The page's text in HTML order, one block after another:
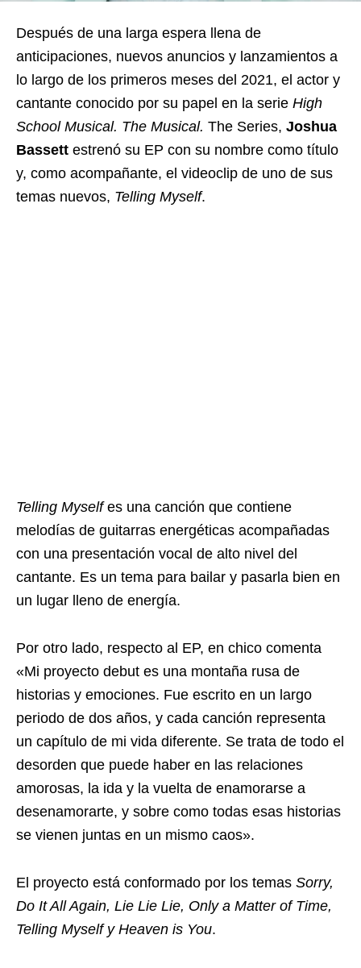
Después de una larga espera llena de
anticipaciones, nuevos anuncios y lanzamientos a
lo largo de los primeros meses del 2021, el actor y
cantante conocido por su papel en la serie High
School Musical. The Musical. The Series, Joshua
Bassett estrenó su EP con su nombre como título
y, como acompañante, el videoclip de uno de sus
temas nuevos, Telling Myself.
Telling Myselfes una canción que contiene
melodías de guitarras energéticas acompañadas
con una presentación vocal de alto nivel del
cantante. Es un tema para bailar y pasarla bien en
un lugar lleno de energía.
Por otro lado, respecto al EP, en chico comenta
«Mi proyecto debut es una montaña rusa de
historias y emociones. Fue escrito en un largo
periodo de dos años, y cada canción representa
un capítulo de mi vida diferente. Se trata de todo el
desorden que puede haber en las relaciones
amorosas, la ida y la vuelta de enamorarse a
desenamorarte, y sobre como todas esas historias
se vienen juntas en un mismo caos».
El proyecto está conformado por los temas Sorry,
Do It All Again, Lie Lie Lie, Only a Matter of Time,
Telling Myself y Heaven is You.